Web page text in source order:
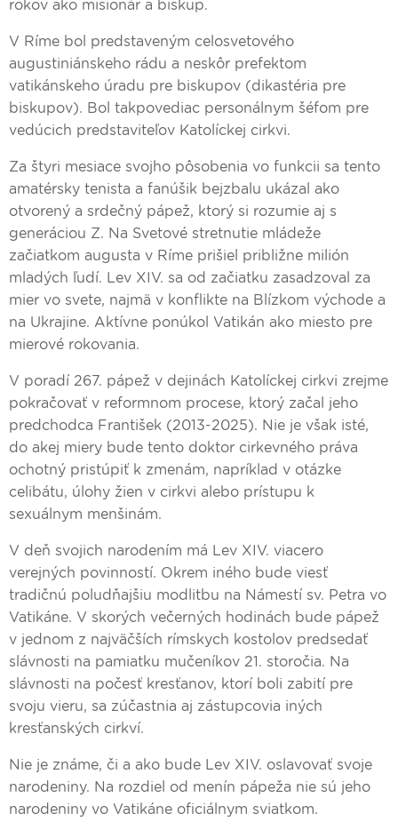
rokov ako misionár a biskup.
V Ríme bol predstaveným celosvetového
augustiniánskeho rádu a neskôr prefektom
vatikánskeho úradu pre biskupov (dikastéria pre
biskupov). Bol takpovediac personálnym šéfom pre
vedúcich predstaviteľov Katolíckej cirkvi.
Za štyri mesiace svojho pôsobenia vo funkcii sa tento
amatérsky tenista a fanúšik bejzbalu ukázal ako
otvorený a srdečný pápež, ktorý si rozumie aj s
generáciou Z. Na Svetové stretnutie mládeže
začiatkom augusta v Ríme prišiel približne milión
mladých ľudí. Lev XIV. sa od začiatku zasadzoval za
mier vo svete, najmä v konflikte na Blízkom východe a
na Ukrajine. Aktívne ponúkol Vatikán ako miesto pre
mierové rokovania.
V poradí 267. pápež v dejinách Katolíckej cirkvi zrejme
pokračovať v reformnom procese, ktorý začal jeho
predchodca František (2013-2025). Nie je však isté,
do akej miery bude tento doktor cirkevného práva
ochotný pristúpiť k zmenám, napríklad v otázke
celibátu, úlohy žien v cirkvi alebo prístupu k
sexuálnym menšinám.
V deň svojich narodením má Lev XIV. viacero
verejných povinností. Okrem iného bude viesť
tradičnú poludňajšiu modlitbu na Námestí sv. Petra vo
Vatikáne. V skorých večerných hodinách bude pápež
v jednom z najväčších rímskych kostolov predsedať
slávnosti na pamiatku mučeníkov 21. storočia. Na
slávnosti na počesť kresťanov, ktorí boli zabití pre
svoju vieru, sa zúčastnia aj zástupcovia iných
kresťanských cirkví.
Nie je známe, či a ako bude Lev XIV. oslavovať svoje
narodeniny. Na rozdiel od menín pápeža nie sú jeho
narodeniny vo Vatikáne oficiálnym sviatkom.